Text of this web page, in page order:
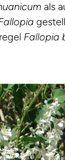
als
Fallopia